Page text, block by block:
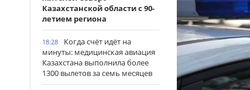
Казахстанской области с 90-
летием региона
18:28
Когда счёт идёт на
минуты: медицинская авиация
Казахстана выполнила более
1300 вылетов за семь месяцев